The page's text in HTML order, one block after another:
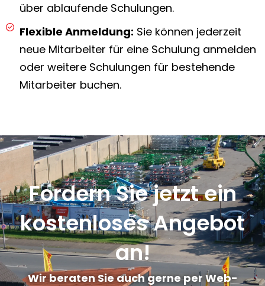
über ablaufende Schulungen.
Flexible Anmeldung: Sie können jederzeit
neue Mitarbeiter für eine Schulung anmelden
oder weitere Schulungen für bestehende
Mitarbeiter buchen.
Fordern Sie jetzt ein
kostenloses Angebot
an!
Wir beraten Sie auch gerne per Web-